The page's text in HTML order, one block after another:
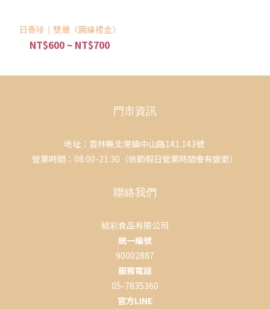
日香珍｜雙層《圓緣禮盒》
NT$600 ~ NT$700
門市資訊
地址：雲林縣北港鎮中山路141.143號
營業時間：08:00-21:30（依節假日營業時間會有變更）
聯絡我們
結彩食品有限公司
統一編號
90002887
服務電話
05-7835360
官方LINE